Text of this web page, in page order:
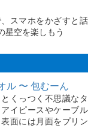
スマホをかざすと話
星空を楽しもう
ル 〜 包むーん
くっつく不思議なタ
イピースやケーブル
面には月面をプリン